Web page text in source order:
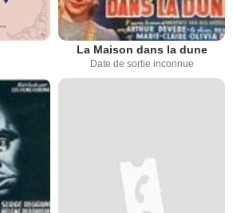
La Maison dans la dune
Date de sortie inconnue